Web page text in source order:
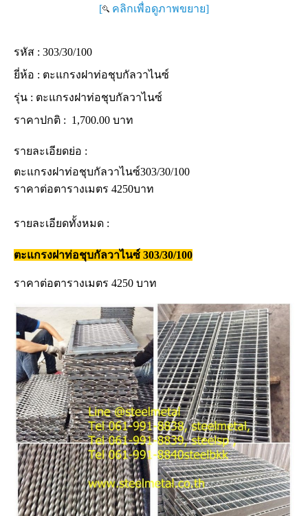
[ คลิกเพื่อดูภาพขยาย]
รหัส : 303/30/100
ยี่ห้อ : ตะแกรงฝาท่อชุบกัลวาไนซ์
รุ่น : ตะแกรงฝาท่อชุบกัลวาไนซ์
ราคาปกติ : 1,700.00 บาท
รายละเอียดย่อ :
ตะแกรงฝาท่อชุบกัลวาไนซ์303/30/100
ราคาต่อตารางเมตร 4250บาท
รายละเอียดทั้งหมด :
ตะแกรงฝาท่อชุบกัลวาไนซ์ 303/30/100
ราคาต่อตารางเมตร 4250 บาท